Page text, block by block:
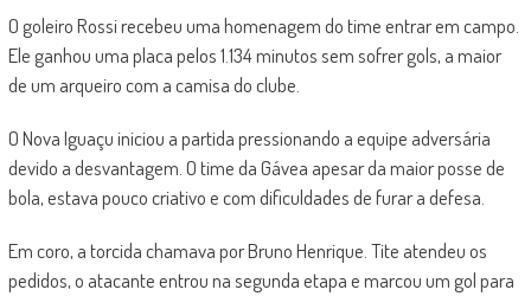
O goleiro Rossi recebeu uma homenagem do time entrar em campo.
Ele ganhou uma placa pelos 1.134 minutos sem sofrer gols, a maior
de um arqueiro com a camisa do clube.
O Nova Iguaçu iniciou a partida pressionando a equipe adversária
devido a desvantagem. O time da Gávea apesar da maior posse de
bola, estava pouco criativo e com dificuldades de furar a defesa.
Em coro, a torcida chamava por Bruno Henrique. Tite atendeu os
pedidos, o atacante entrou na segunda etapa e marcou um gol para